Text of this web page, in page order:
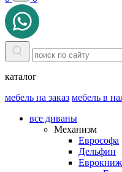
каталог
мебель на заказ мебель в
все диваны
Механизм
Еврософа
Дельфин